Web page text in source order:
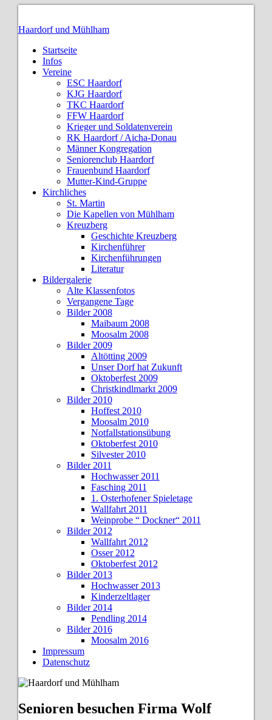
Haardorf und Mühlham
Startseite
Infos
Vereine
ESC Haardorf
KJG Haardorf
TKC Haardorf
FFW Haardorf
Krieger und Soldatenverein
RK Haardorf / Aicha-Donau
Männer Kongregation
Seniorenclub Haardorf
Frauenbund Haardorf
Mutter-Kind-Gruppe
Kirchliches
St. Martin
Die Kapellen von Mühlham
Kreuzberg
Geschichte Kreuzberg
Kirchenführer
Kirchenführungen
Literatur
Bildergalerie
Alte Klassenfotos
Vergangene Tage
Bilder 2008
Maibaum 2008
Moosalm 2008
Bilder 2009
Altötting 2009
Unser Dorf hat Zukunft
Oktoberfest 2009
Christkindlmarkt 2009
Bilder 2010
Hoffest 2010
Moosalm 2010
Notfallstationsübung
Oktoberfest 2010
Silvester 2010
Bilder 2011
Hochwasser 2011
Fasching 2011
1. Osterhofener Spieletage
Wallfahrt 2011
Weinprobe “ Dockner“ 2011
Bilder 2012
Wallfahrt 2012
Osser 2012
Oktoberfest 2012
Bilder 2013
Hochwasser 2013
Kinderzeltlager
Bilder 2014
Pendling 2014
Bilder 2016
Moosalm 2016
Impressum
Datenschutz
Senioren besuchen Firma Wolf